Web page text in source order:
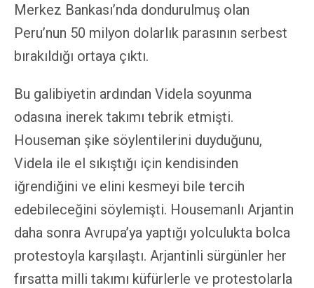
Merkez Bankası’nda dondurulmuş olan
Peru’nun 50 milyon dolarlık parasının serbest
bırakıldığı ortaya çıktı.
Bu galibiyetin ardından Videla soyunma
odasına inerek takımı tebrik etmişti.
Houseman şike söylentilerini duyduğunu,
Videla ile el sıkıştığı için kendisinden
iğrendiğini ve elini kesmeyi bile tercih
edebileceğini söylemişti. Housemanlı Arjantin
daha sonra Avrupa’ya yaptığı yolculukta bolca
protestoyla karşılaştı. Arjantinli sürgünler her
fırsatta milli takımı küfürlerle ve protestolarla